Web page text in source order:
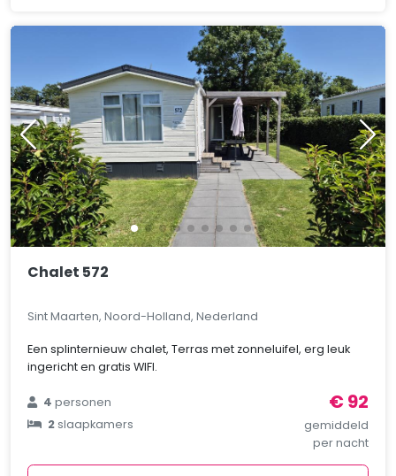
Chalet 572
Sint Maarten, Noord-Holland, Nederland
Een splinternieuw chalet, Terras met zonneluifel, erg leuk
ingericht en gratis WIFI.
4personen
2slaapkamers
€ 92
gemiddeld
per nacht